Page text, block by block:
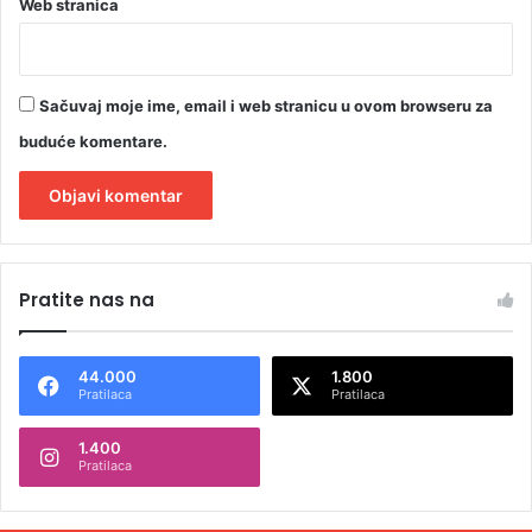
Web stranica
Sačuvaj moje ime, email i web stranicu u ovom browseru za
buduće komentare.
t
n
t
Pratite nas na
44.000
Pratilaca
1.800
Pratilaca
1.400
Pratilaca